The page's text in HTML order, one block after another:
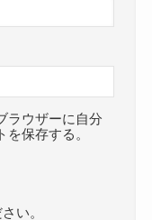
ラウザーに自分
保存する。
い。